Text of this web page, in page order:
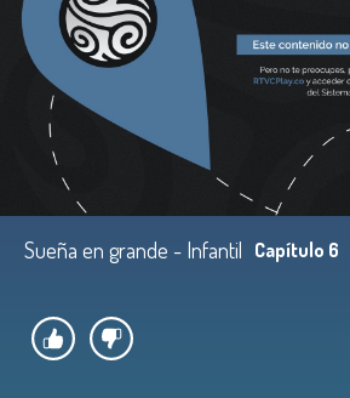
Sueña en grande - Infantil Capítulo 6